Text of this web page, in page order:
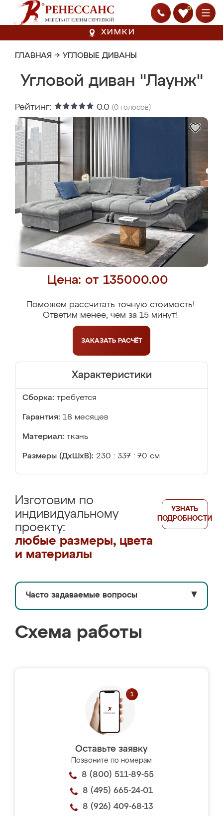
0
ХИМКИ
ГЛАВНАЯ → УГЛОВЫЕ ДИВАНЫ
Угловой диван "Лаунж"
Рейтинг: 0.0 (0 голосов)
Цена: от 135000.00
Поможем рассчитать точную стоимость!
Ответим менее, чем за 15 минут!
ЗАКАЗАТЬ РАСЧЁТ
Характеристики
Сборка: требуется
Гарантия: 18 месяцев
Материал: ткань
Размеры (ДхШхВ): 230 : 337 : 70 см
Изготовим по
индивидуальному
проекту:
любые размеры, цвета
и материалы
УЗНАТЬ
ПОДРОБНОСТИ
Часто задаваемые вопросы ▼
Схема работы
Оставьте заявку
Позвоните по номерам
8 (800) 511-89-55
8 (495) 665-24-01
8 (926) 409-68-13